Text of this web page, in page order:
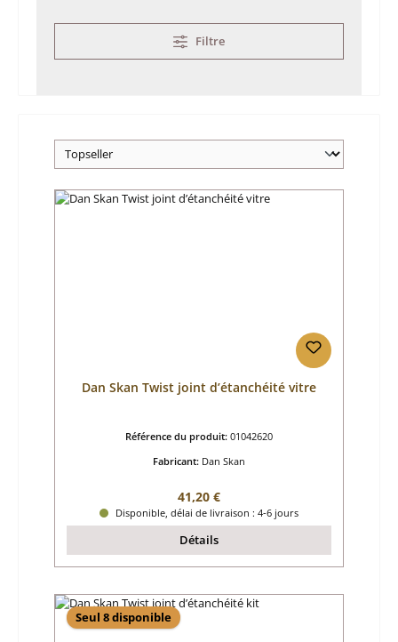
Filtre
Dan Skan Twist joint d’étanchéité vitre
Référence du produit: 01042620
Fabricant: Dan Skan
Prix régulier :
41,20 €
Disponible, délai de livraison : 4-6 jours
Détails
Seul 8 disponible